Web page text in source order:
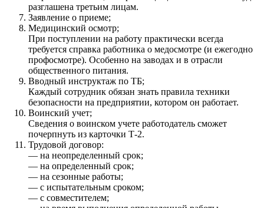
разглашена третьим лицам.
Заявление о приеме;
Медицинский осмотр;
При поступлении на работу практически всегда
требуется справка работника о медосмотре (и ежегодно
профосмотре). Особенно на заводах и в отрасли
общественного питания.
Вводный инструктаж по ТБ;
Каждый сотрудник обязан знать правила техники
безопасности на предприятии, котором он работает.
Воинский учет;
Сведения о воинском учете работодатель сможет
почерпнуть из карточки Т-2.
Трудовой договор:
— на неопределенный срок;
— на определенный срок;
— на сезонные работы;
— с испытательным сроком;
— с совместителем;